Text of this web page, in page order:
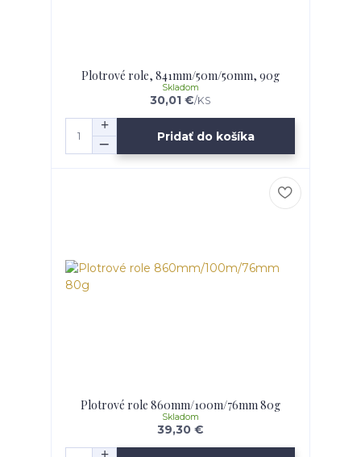
Plotrové role, 841mm/50m/50mm, 90g
30,01 €/KS
Skladom
Pridať do košíka
Plotrové role 860mm/100m/76mm 80g
39,30 €
Skladom